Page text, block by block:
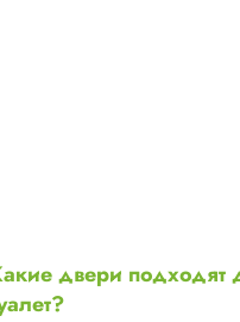
двери подходят